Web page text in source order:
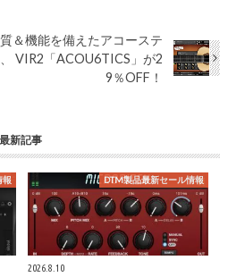
＆機能を備えたアコーステ
VIR2「ACOU6TICS」が2
9％OFF！
新記事
報 DTM製品最新セール情報
2026.8.10